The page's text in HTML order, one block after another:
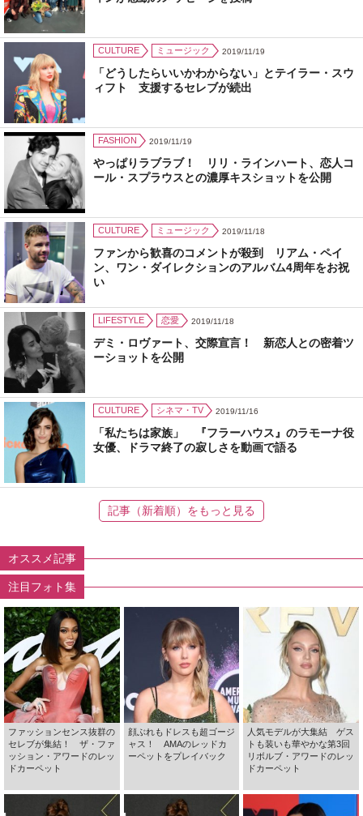
CULTURE ミュージック 2019/11/19
「どうしたらいいかわからない」とテイラー・スウ
ィフト 支援するセレブが続出
FASHION 2019/11/19
やっぱりラブラブ！ リリ・ラインハート、恋人コ
ール・スプラウスとの濃厚キスショットを公開
CULTURE ミュージック 2019/11/18
ファンから歓喜のコメントが殺到 リアム・ペイ
ン、ワン・ダイレクションのアルバム4周年をお祝
い
LIFESTYLE 恋愛 2019/11/18
デミ・ロヴァート、交際宣言！ 新恋人との密着ツ
ーショットを公開
CULTURE シネマ・TV 2019/11/16
「私たちは家族」 『フラーハウス』のラモーナ役
女優、ドラマ終了の寂しさを動画で語る
記事（新着順）をもっと見る
オススメ記事
注目フォト集
ファッションセンス抜群の
セレブが集結！ ザ・ファ
ッション・アワードのレッ
ドカーペット
顔ぶれもドレスも超ゴージ
ャス！ AMAのレッドカ
ーペットをプレイバック
人気モデルが大集結 ゲス
トも装いも華やかな第3回
リボルブ・アワードのレッ
ドカーペット